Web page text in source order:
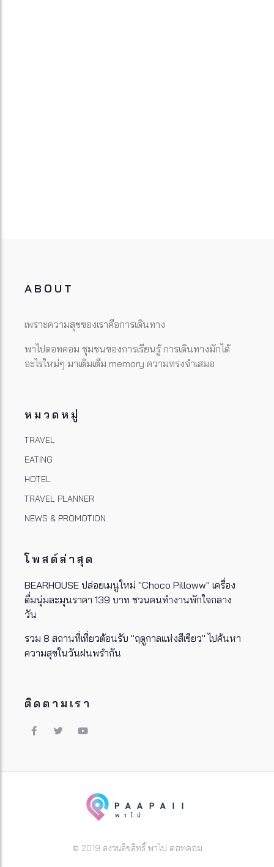
ABOUT
เพราะความสุขของเราคือการเดินทาง
พาไปดอทคอม ชุมชนของการเรียนรู้ การเดินทางมักได้
อะไรใหม่ๆ มาเติมเต็ม memory ความทรงจำเสมอ
หมวดหมู่
TRAVEL
EATING
HOTEL
TRAVEL PLANNER
NEWS & PROMOTION
โพสต์ล่าสุด
BEARHOUSE ปล่อยเมนูใหม่ "Choco Pilloww" เครื่อง
ดื่มนุ่มละมุนราคา 139 บาท ชวนคนทำงานพักใจกลาง
วัน
รวม 8 สถานที่เที่ยวต้อนรับ "ฤดูกาลแห่งสีเขียว" ไปค้นหา
ความสุขในวันฝนพรำกัน
ติดตามเรา
© 2019 สงวนลิขสิทธิ์ พาไป ดอทคอม